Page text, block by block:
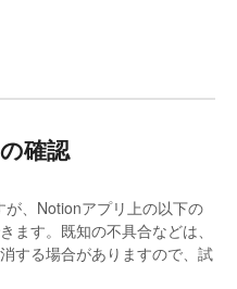
確認
、Notionアプリ上の以下の
ます。既知の不具合などは、
する場合がありますので、試